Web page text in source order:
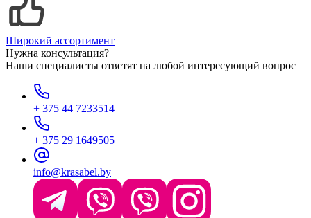
Широкий ассортимент
Нужна консультация?
Наши специалисты ответят на любой интересующий вопрос
+ 375 44 7233514
+ 375 29 1649505
info@krasabel.by